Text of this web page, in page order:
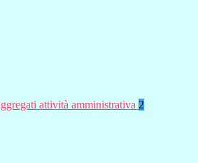
attività amministrativa 2